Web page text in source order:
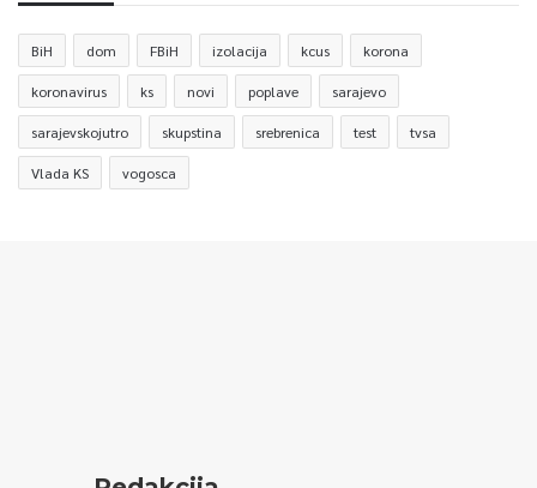
BiH dom FBiH izolacija kcus korona
koronavirus ks novi poplave sarajevo
sarajevskojutro skupstina srebrenica test tvsa
Vlada KS vogosca